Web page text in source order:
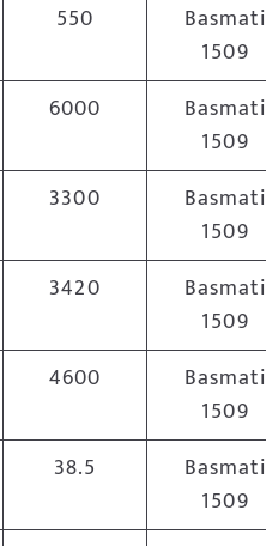
550
Basmati
1509
6000
Basmati
1509
3300
Basmati
1509
3420
Basmati
1509
4600
Basmati
1509
38.5
Basmati
1509